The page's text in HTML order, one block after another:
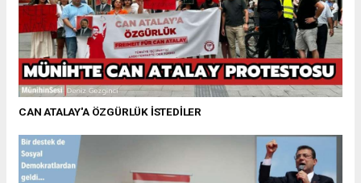
CAN ATALAY'A ÖZGÜRLÜK İSTEDİLER